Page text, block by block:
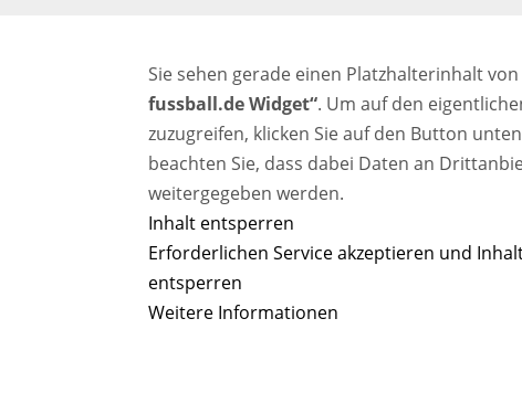
Sie sehen gerade einen Platzhalterinhalt von
fussball.de Widget“. Um auf den
zuzugreifen, klicken Sie auf den Button
beachten Sie, dass dabei Daten an
weitergegeben werden.
Inhalt entsperren
Erforderlichen Service akzeptieren und
entsperren
Weitere Informationen